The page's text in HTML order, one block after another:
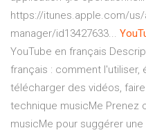
https://itunes.apple.com/
manager/id13427633...
YouTube en français
français : comment l'utiliser,
télécharger des vidéos,
technique musicMe Prenez
musicMe pour suggérer